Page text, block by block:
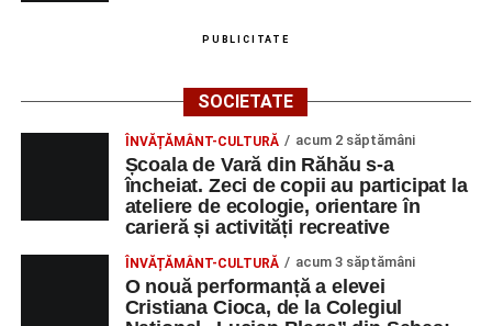
PUBLICITATE
SOCIETATE
ÎNVĂȚĂMÂNT-CULTURĂ acum 2 săptămâni
Școala de Vară din Răhău s-a
încheiat. Zeci de copii au participat la
ateliere de ecologie, orientare în
carieră și activități recreative
ÎNVĂȚĂMÂNT-CULTURĂ acum 3 săptămâni
O nouă performanță a elevei
Cristiana Cioca, de la Colegiul